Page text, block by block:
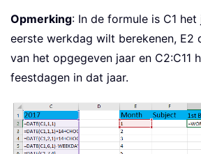
Opmerking: In de formule is C1
eerste werkdag wilt berekenen, E2
van het opgegeven jaar en C2:C11
feestdagen in dat jaar.